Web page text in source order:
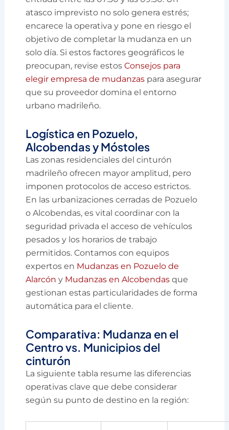
atasco imprevisto no solo genera estrés;
encarece la operativa y pone en riesgo el
objetivo de completar la mudanza en un
solo día. Si estos factores geográficos le
preocupan, revise estosConsejos para
elegir empresa de mudanzas para asegurar
que su proveedor domina el entorno
urbano madrileño.
Logística en Pozuelo,
Alcobendas y Móstoles
Las zonas residenciales del cinturón
madrileño ofrecen mayor amplitud, pero
imponen protocolos de acceso estrictos.
En las urbanizaciones cerradas de Pozuelo
o Alcobendas, es vital coordinar con la
seguridad privada el acceso de vehículos
pesados y los horarios de trabajo
permitidos. Contamos con equipos
expertos en Mudanzas en Pozuelo de
Alarcón y Mudanzas en Alcobendas que
gestionan estas particularidades de forma
automática para el cliente.
Comparativa: Mudanza en el
Centro vs. Municipios del
cinturón
La siguiente tabla resume las diferencias
operativas clave que debe considerar
según su punto de destino en la región: